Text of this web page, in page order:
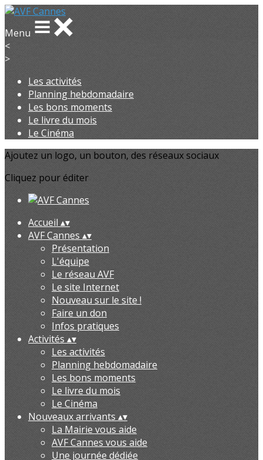
Menu
<
>
Les activités
Planning hebdomadaire
Les bons moments
Le livre du mois
Le Cinéma
Ajoutez un logo, un bouton, des réseaux sociaux
Cliquez pour éditer
Accueil ▴▾
AVF Cannes ▴▾
Présentation
L'équipe
Le réseau AVF
Le site Internet
Nouveau sur le site !
Faire un don
Infos pratiques
Activités ▴▾
Les activités
Planning hebdomadaire
Les bons moments
Le livre du mois
Le Cinéma
Nouveaux arrivants ▴▾
La Mairie vous aide
AVF Cannes vous aide
Une journée dédiée